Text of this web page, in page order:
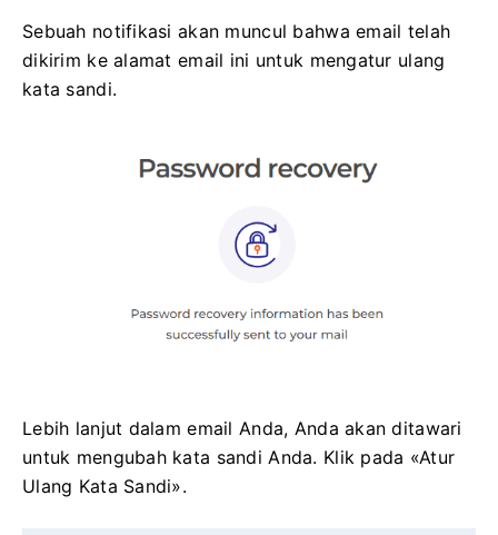
Sebuah notifikasi akan muncul bahwa email telah
dikirim ke alamat email ini untuk mengatur ulang
kata sandi.
Lebih lanjut dalam email Anda, Anda akan ditawari
untuk mengubah kata sandi Anda. Klik pada «Atur
Ulang Kata Sandi».